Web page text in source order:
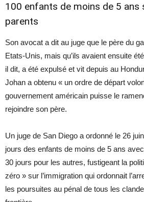
100 enfants de moins de 5 ans
parents
Son avocat a dit au juge que le père du
Etats-Unis, mais qu’ils avaient ensuite
il dit, a été expulsé et vit depuis au
Johan a obtenu « un ordre de départ
gouvernement américain puisse le
rejoindre son père.
Un juge de San Diego a ordonné le 26
jours des enfants de moins de 5 ans
30 jours pour les autres, fustigeant la
zéro » sur l’immigration qui ordonnait
les poursuites au pénal de tous les